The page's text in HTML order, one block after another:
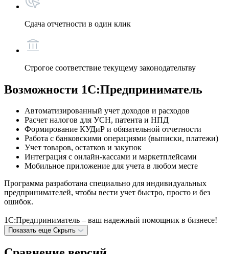
Сдача отчетности в один клик
Строгое соответствие текущему законодательтву
Возможности 1С:Предприниматель
Автоматизированный учет доходов и расходов
Расчет налогов для УСН, патента и НПД
Формирование КУДиР и обязательной отчетности
Работа с банковскими операциями (выписки, платежи)
Учет товаров, остатков и закупок
Интеграция с онлайн-кассами и маркетплейсами
Мобильное приложение для учета в любом месте
Программа разработана специально для индивидуальных
предпринимателей, чтобы вести учет быстро, просто и без
ошибок.
1С:Предприниматель – ваш надежный помощник в бизнесе!
Показать еще Скрыть